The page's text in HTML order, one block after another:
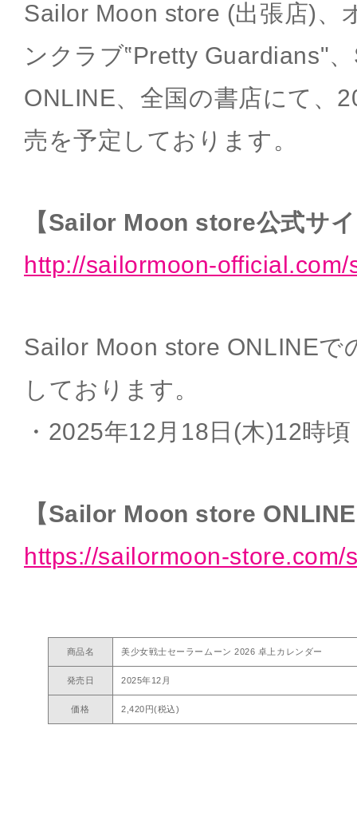
Sailor Moon store (出張店)、
ンクラブ‟Pretty Guardians"
ONLINE、全国の書店にて、
売を予定しております。
【Sailor Moon store公式サ
http://sailormoon-official.com/
Sailor Moon store ONLINEで
しております。
・2025年12月18日(木)12時頃
【Sailor Moon store
https://sailormoon-store.com/
商品名 美少女戦士セーラームーン 2026 卓上カレンダー
発売日 2025年12月
価格 2,420円(税込)